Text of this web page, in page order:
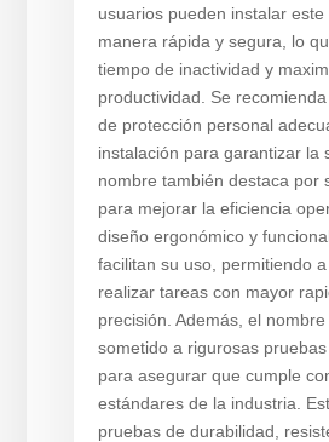
usuarios pueden instalar
manera rápida y segura, lo
tiempo de inactividad y
productividad. Se
de protección personal
instalación para garantizar la
nombre también destaca por
para mejorar la eficiencia
diseño ergonómico y
facilitan su uso, permitiendo
realizar tareas con mayor
precisión. Además, el
sometido a rigurosas
para asegurar que cumple
estándares de la industria.
pruebas de durabilidad,